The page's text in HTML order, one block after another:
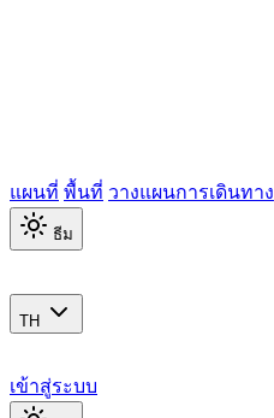
แผนที่ พื้นที่ วางแผนการเดินทาง
ธีม
TH
เข้าสู่ระบบ